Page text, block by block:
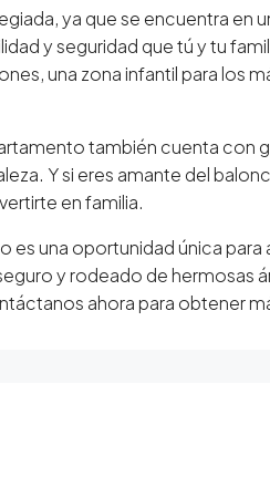
ya que se encuentra en
y seguridad que tú y tu
una zona infantil para los
también cuenta con
Y si eres amante del
en familia.
es una oportunidad única
y rodeado de hermosas
ahora para obtener